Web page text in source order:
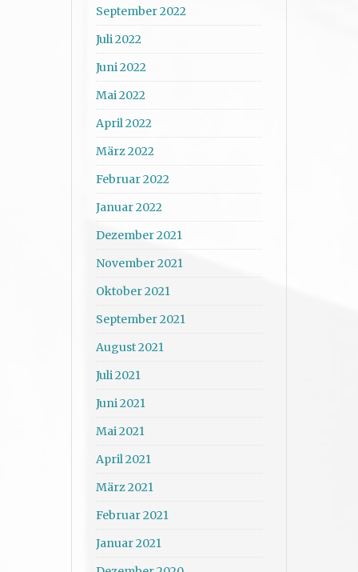
September 2022
Juli 2022
Juni 2022
Mai 2022
April 2022
März 2022
Februar 2022
Januar 2022
Dezember 2021
November 2021
Oktober 2021
September 2021
August 2021
Juli 2021
Juni 2021
Mai 2021
April 2021
März 2021
Februar 2021
Januar 2021